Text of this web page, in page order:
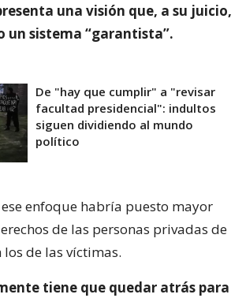
una visión que, a su juicio,
un sistema “garantista”.
De "hay que cumplir" a "revisar
facultad presidencial": indultos
siguen dividiendo al mundo
político
enfoque habría puesto mayor
de las personas privadas de
de las víctimas.
tiene que quedar atrás para